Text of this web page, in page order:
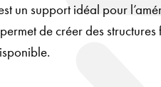
un support idéal pour
de créer des